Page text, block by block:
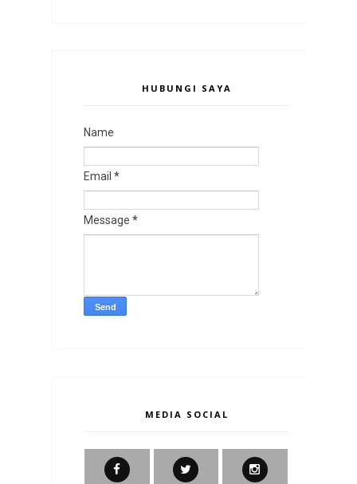
HUBUNGI SAYA
Name
Email *
Message *
MEDIA SOCIAL